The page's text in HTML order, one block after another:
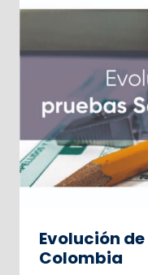
Evolución
Colombia